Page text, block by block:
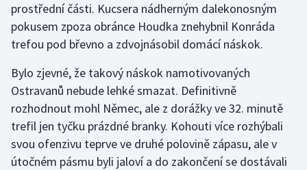
Lyže a snowboard
Motorsport
Olympijské hry
Parasport
prostřední části. Kucsera nádherným dalekonosným
pokusem zpoza obránce Houdka znehybnil Konráda
trefou pod břevno a zdvojnásobil domácí náskok.
Bylo zjevné, že takový náskok namotivovaných
Ostravanů nebude lehké smazat. Definitivně
rozhodnout mohl Němec, ale z dorážky ve 32. minutě
trefil jen tyčku prázdné branky. Kohouti více rozhýbali
svou ofenzivu teprve ve druhé polovině zápasu, ale v
útočném pásmu byli jaloví a do zakončení se dostávali